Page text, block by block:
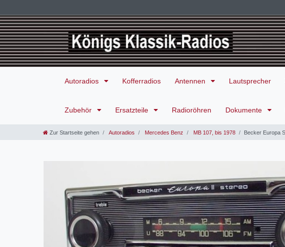
Autoradios Kofferradios Antennen Lautsprecher
Zubehör Ersatzteile Radioröhren Dokumente
Zur Startseite gehen Autoradios Mercedes Benz MB 107, bis 1978 Becker Europa